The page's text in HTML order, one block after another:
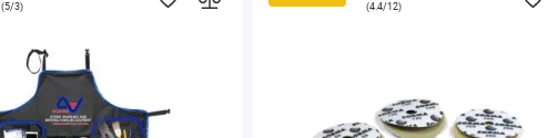
(5/3) (4.4/12)